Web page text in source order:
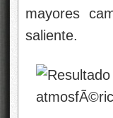
mayores
saliente.